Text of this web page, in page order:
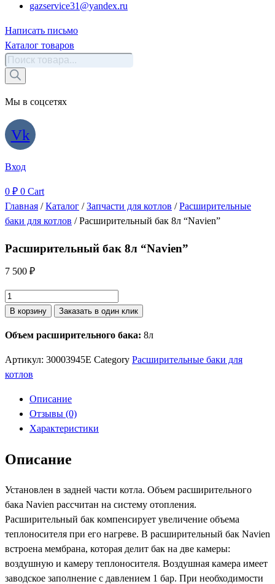
gazservice31@yandex.ru
Написать письмо
Каталог товаров
Поиск
товаров
Мы в соцсетях
Vk
Вход
0 ₽ 0 Cart
Главная /Каталог /Запчасти для котлов /Расширительные
баки для котлов / Расширительный бак 8л “Navien”
Расширительный бак 8л “Navien”
7 500 ₽
Количество
товара
бак
8л
В корзину Заказать в один клик
Объем расширительного бака: 8л
Артикул: 30003945E Category Расширительные баки для
котлов
Описание
Отзывы (0)
Характеристики
Описание
Установлен в задней части котла. Объем расширительного
бака Navien рассчитан на систему отопления.
Расширительный бак компенсирует увеличение объема
теплоносителя при его нагреве. В расширительный бак Navien
встроена мембрана, которая делит бак на две камеры:
воздушную и камеру теплоносителя. Воздушная камера имеет
заводское заполнение с давлением 1 бар. При необходимости